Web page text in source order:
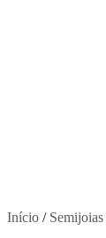
Início / Semijoias